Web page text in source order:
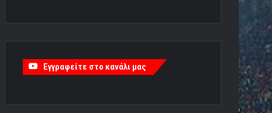
Εγγραφείτε στο κανάλι μας